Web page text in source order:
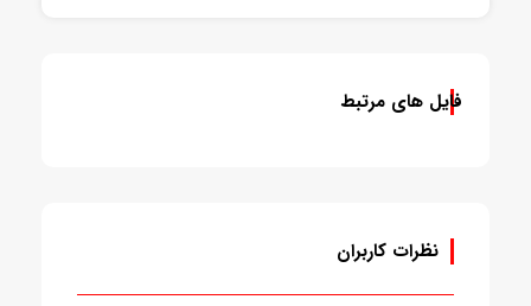
فایل های مرتبط
نظرات کاربران